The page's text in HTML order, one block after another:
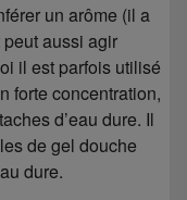
un arôme (il a
aussi agir
il est parfois utilisé
forte concentration,
d’eau dure. Il
de gel douche
dure.